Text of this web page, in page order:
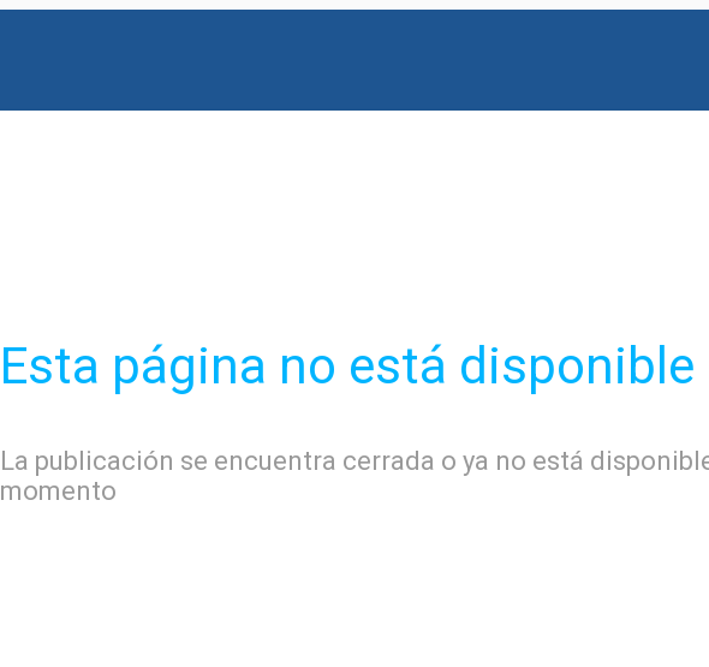
Esta página no está disponible
La publicación se encuentra cerrada o ya no está
momento